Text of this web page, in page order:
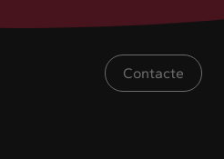
Contacte